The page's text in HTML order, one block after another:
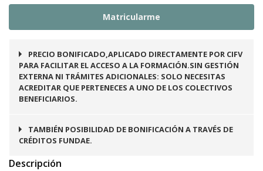
PRECIO BONIFICADO,APLICADO DIRECTAMENTE POR CIFV
PARA FACILITAR EL ACCESO A LA FORMACIÓN.SIN GESTIÓN
EXTERNA NI TRÁMITES ADICIONALES: SOLO NECESITAS
ACREDITAR QUE PERTENECES A UNO DE LOS COLECTIVOS
BENEFICIARIOS.
TAMBIÉN POSIBILIDAD DE BONIFICACIÓN A TRAVÉS DE
CRÉDITOS FUNDAE.
Descripción